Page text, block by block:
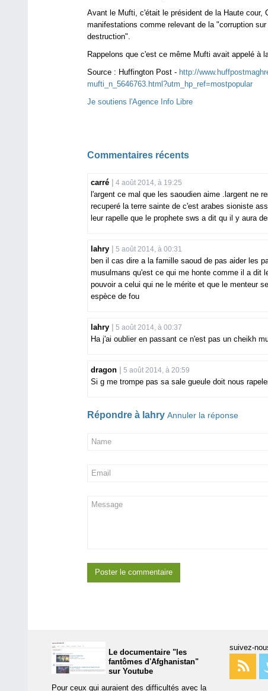
Avant le Mufti, c'était le président de la Haute cour,
manifestations comme relevant de la "corruption
destruction".
Rappelons que c'est ce même Mufti avait appelé à
Source : Huffington Post - http://
mufti_n_5646763.html?utm_hp_ref=mostpopular
Je soutiens l'Agence Info Libre
Commentaires récents
carré 4 août 2014, à 19:25
l'argent ce mal que les saoudien aime .largent ne
recuperé la terre sainte de c'est arabes sioniste
leur rapelle que le prophete sws a dit qu il y aura
lahry 5 août 2014, à 00:31
ben il cas dire a la famille saoud de pas aider les
musulmans qu'est ce qui me honte comme il a dit
pouvoir a celui qui ne le mérite et que le menteur
espèce de fou
lahry 5 août 2014, à 00:37
Ha j'ai oublier en passant ce n'est pas un cheikh
dragon 5 août 2014, à 20:59
Si g me trompe pas sa sale gueule doit nous
Répondre à lahry Annuler la réponse
Le documentaire "les
fantômes d'Afghanistan"
sur Youtube
Pour ceux qui auraient des difficultés avec la
suivez-